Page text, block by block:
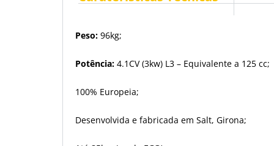
Peso: 96kg;
Potência: 4.1CV (3kw) L3 – Equivalente a 125 cc;
100% Europeia;
Desenvolvida e fabricada em Salt, Girona;